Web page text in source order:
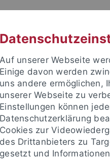
Auf unserer Webseite
Einige davon werden
uns andere ermöglichen,
unserer Webseite zu
Einstellungen können
Datenschutzerklärung
Cookies zur
des Drittanbieters zu
gesetzt und